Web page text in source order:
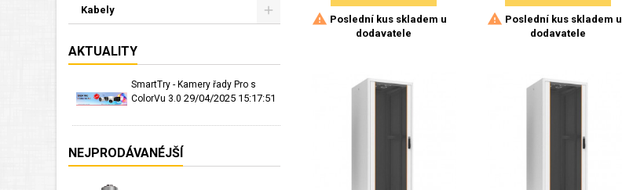
Kabely
AKTUALITY
SmartTry - Kamery řady Pro s
ColorVu 3.0 29/04/2025 15:17:51
NEJPRODÁVANÉJŠÍ
 Poslední kus skladem u
dodavatele
 Poslední kus skladem u
dodavatele